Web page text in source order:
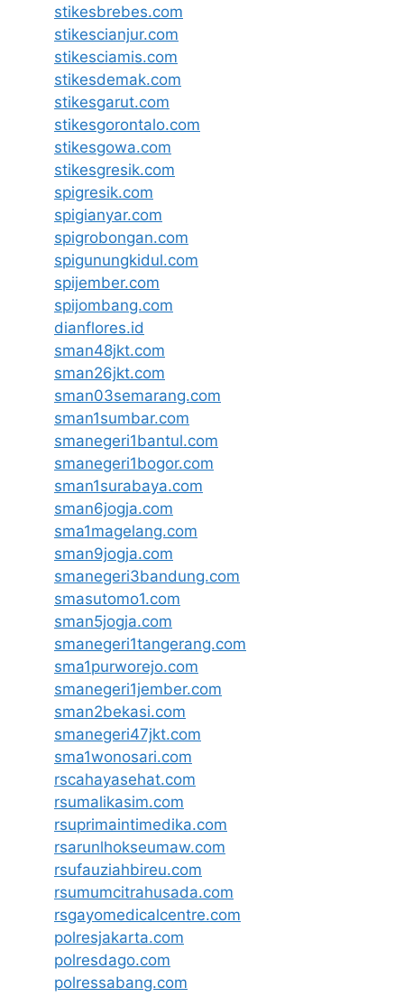
stikesbrebes.com
stikescianjur.com
stikesciamis.com
stikesdemak.com
stikesgarut.com
stikesgorontalo.com
stikesgowa.com
stikesgresik.com
spigresik.com
spigianyar.com
spigrobongan.com
spigunungkidul.com
spijember.com
spijombang.com
dianflores.id
sman48jkt.com
sman26jkt.com
sman03semarang.com
sman1sumbar.com
smanegeri1bantul.com
smanegeri1bogor.com
sman1surabaya.com
sman6jogja.com
sma1magelang.com
sman9jogja.com
smanegeri3bandung.com
smasutomo1.com
sman5jogja.com
smanegeri1tangerang.com
sma1purworejo.com
smanegeri1jember.com
sman2bekasi.com
smanegeri47jkt.com
sma1wonosari.com
rscahayasehat.com
rsumalikasim.com
rsuprimaintimedika.com
rsarunlhokseumaw.com
rsufauziahbireu.com
rsumumcitrahusada.com
rsgayomedicalcentre.com
polresjakarta.com
polresdago.com
polressabang.com